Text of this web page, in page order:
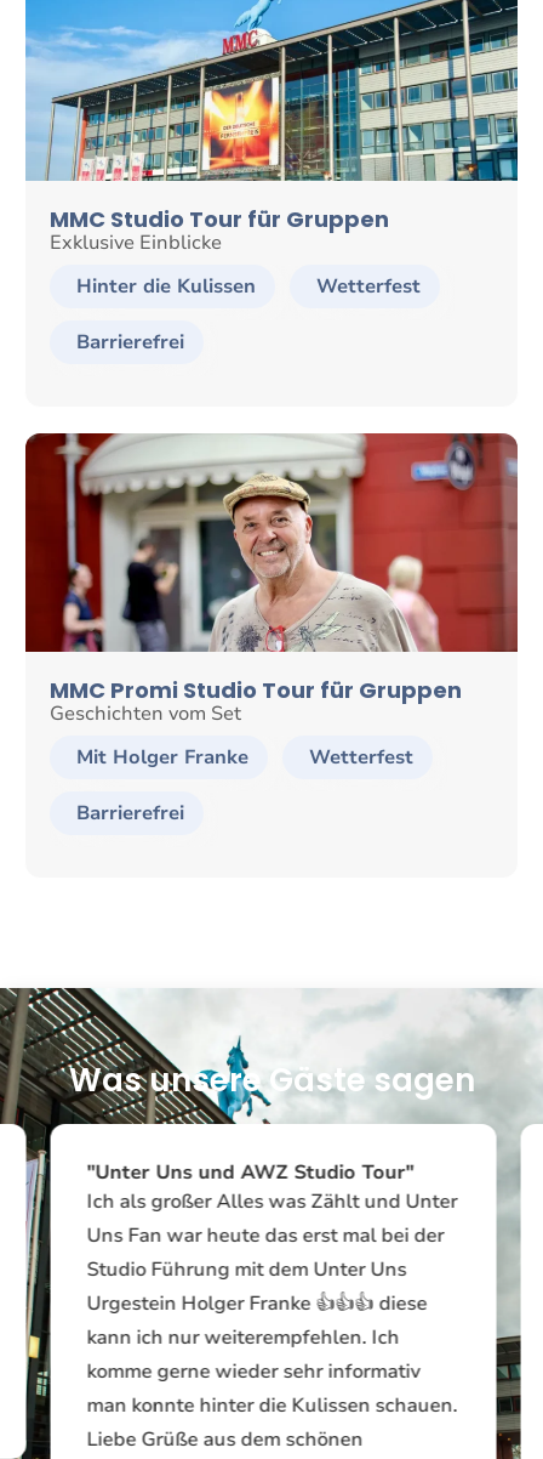
MMC Studio Tour für Gruppen
Exklusive Einblicke
Hinter die Kulissen
Wetterfest
Barrierefrei
MMC Promi Studio Tour für Gruppen
Geschichten vom Set
Mit Holger Franke
Wetterfest
Barrierefrei
Was unsere Gäste sagen
"Unter Uns und AWZ Studio Tour"
Ich als großer Alles was Zählt und Unter
Uns Fan war heute das erst mal bei der
Studio Führung mit dem Unter Uns
Urgestein Holger Franke 👍👍👍 diese
kann ich nur weiterempfehlen. Ich
komme gerne wieder sehr informativ
man konnte hinter die Kulissen schauen.
Liebe Grüße aus dem schönen